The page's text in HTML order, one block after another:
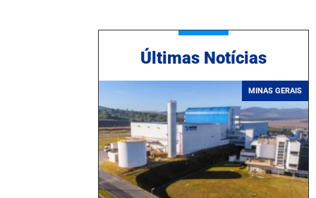
Ú ltimas Notícias
MINAS GERAIS